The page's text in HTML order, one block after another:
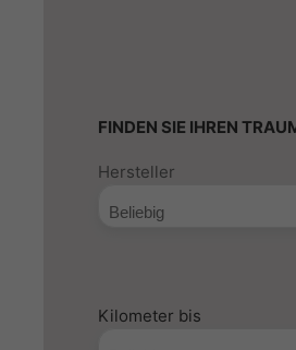
FINDEN SIE IHREN
Hersteller
Kilometer bis